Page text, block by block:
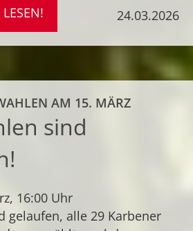
24.03.2026
AM 15. MÄRZ
sind
16:00 Uhr
gelaufen, alle 29 Karbener